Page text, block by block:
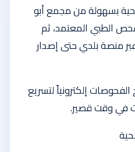
بسهولة من مجمع أبو
الطبي المعتمد، ثم
عبر منصة بلدي حتى إصدار
إلكترونياً لتسريع
في وقت قصير.